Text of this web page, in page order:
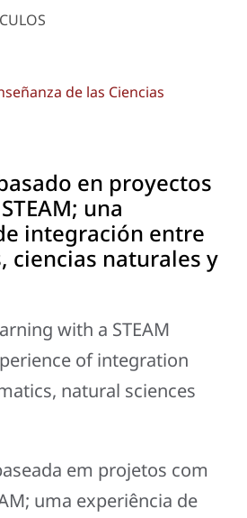
de las Ciencias
en proyectos
una
integración entre
ciencias naturales y
with a STEAM
of integration
natural sciences
em projetos com
uma experiência de